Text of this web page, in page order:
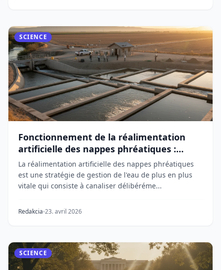
SCIENCE
Fonctionnement de la réalimentation
artificielle des nappes phréatiques :
stocker l'eau sous terre
La réalimentation artificielle des nappes phréatiques
est une stratégie de gestion de l'eau de plus en plus
vitale qui consiste à canaliser délibéréme...
Redakcia 23. avril 2026
SCIENCE